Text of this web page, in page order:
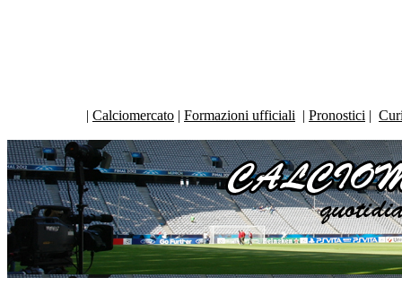
| Calciomercato | Formazioni ufficiali | Pronostici |